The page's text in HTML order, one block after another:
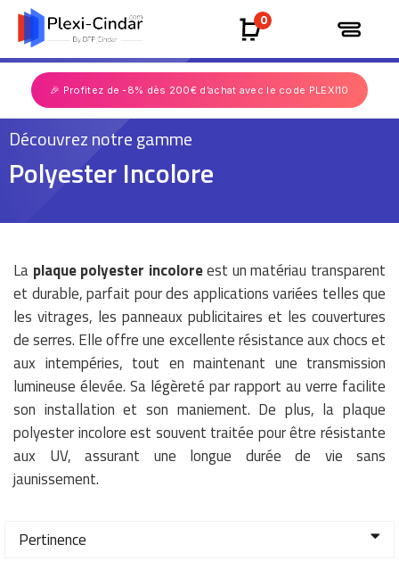
🎉 Profitez de -8% dès 200€ d’achat avec le code PLEXI10
Polyester Incolore
Découvrez notre gamme
0
La plaque polyester incoloreest un matériau transparent
et durable, parfait pour des applications variées telles que
les vitrages, les panneaux publicitaires et les couvertures
de serres. Elle offre une excellente résistance aux chocs et
aux intempéries, tout en maintenant une transmission
lumineuse élevée. Sa légèreté par rapport au verre facilite
son installation et son maniement. De plus, la plaque
polyester incolore est souvent traitée pour être résistante
aux UV, assurant une longue durée de vie sans
jaunissement.
Pertinence